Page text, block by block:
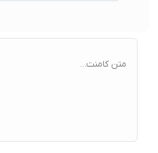
متن کامنت...